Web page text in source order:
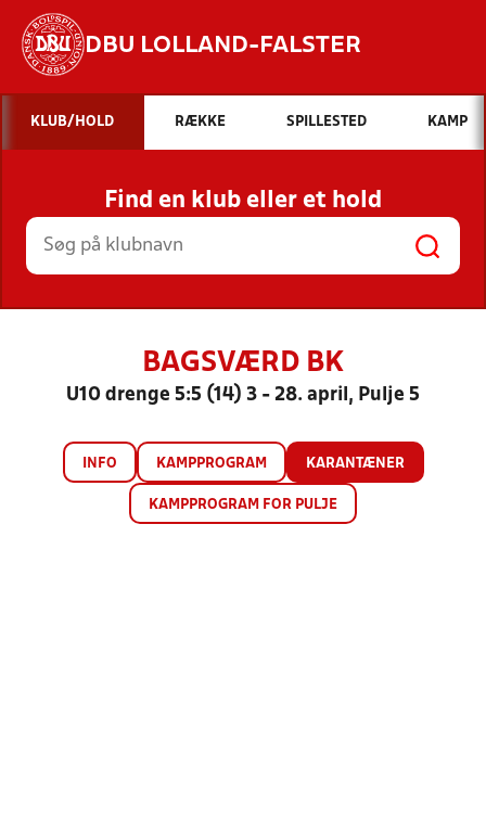
DBU LOLLAND-FALSTER
Hvad vil du søge efter?
INDHOLD OG NYHEDER
STILLINGER, RESULTATER, KLUBBER OG
HOLD
KLUB/HOLD RÆKKE SPILLESTED KAMP
Find en klub eller et hold
BAGSVÆRD BK
U10 drenge 5:5 (14) 3 - 28. april, Pulje 5
INFO KAMPPROGRAM KARANTÆNER
KAMPPROGRAM FOR PULJE